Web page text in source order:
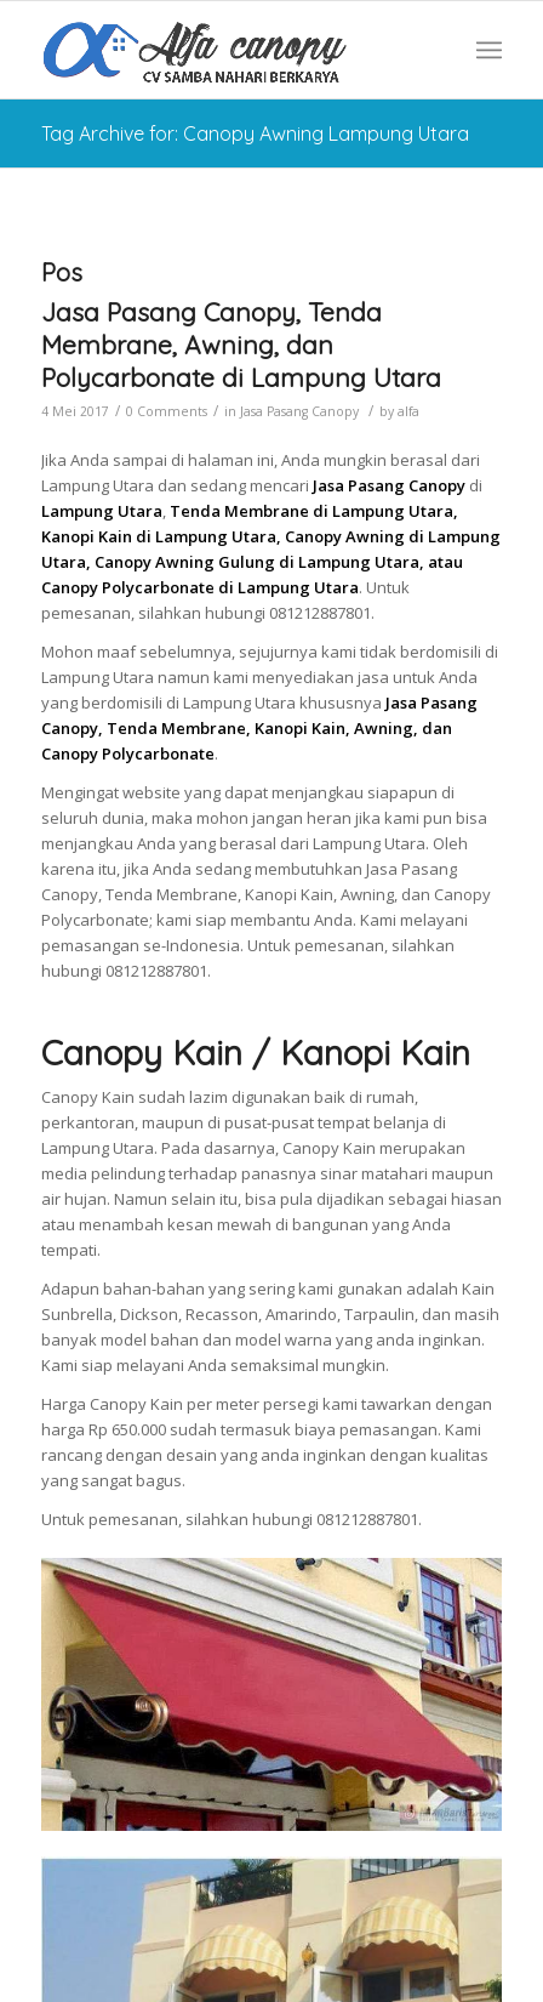
Tag Archive for: Canopy Awning Lampung Utara
Pos
Jasa Pasang Canopy, Tenda
Membrane, Awning, dan
Polycarbonate di Lampung Utara
4 Mei 2017 / 0 Comments / in Jasa Pasang Canopy / by alfa
Jika Anda sampai di halaman ini, Anda mungkin berasal dari
Lampung Utara dan sedang mencari Jasa Pasang Canopy di
Lampung Utara, Tenda Membrane di Lampung Utara,
Kanopi Kain di Lampung Utara, Canopy Awning di Lampung
Utara, Canopy Awning Gulung di Lampung Utara, atau
Canopy Polycarbonate di Lampung Utara. Untuk
pemesanan, silahkan hubungi 081212887801.
Mohon maaf sebelumnya, sejujurnya kami tidak berdomisili di
Lampung Utara namun kami menyediakan jasa untuk Anda
yang berdomisili di Lampung Utara khususnya Jasa Pasang
Canopy, Tenda Membrane, Kanopi Kain, Awning, dan
Canopy Polycarbonate.
Mengingat website yang dapat menjangkau siapapun di
seluruh dunia, maka mohon jangan heran jika kami pun bisa
menjangkau Anda yang berasal dari Lampung Utara. Oleh
karena itu, jika Anda sedang membutuhkan Jasa Pasang
Canopy, Tenda Membrane, Kanopi Kain, Awning, dan Canopy
Polycarbonate; kami siap membantu Anda. Kami melayani
pemasangan se-Indonesia. Untuk pemesanan, silahkan
hubungi 081212887801.
Canopy Kain / Kanopi Kain
Canopy Kain sudah lazim digunakan baik di rumah,
perkantoran, maupun di pusat-pusat tempat belanja di
Lampung Utara. Pada dasarnya, Canopy Kain merupakan
media pelindung terhadap panasnya sinar matahari maupun
air hujan. Namun selain itu, bisa pula dijadikan sebagai hiasan
atau menambah kesan mewah di bangunan yang Anda
tempati.
Adapun bahan-bahan yang sering kami gunakan adalah Kain
Sunbrella, Dickson, Recasson, Amarindo, Tarpaulin, dan masih
banyak model bahan dan model warna yang anda inginkan.
Kami siap melayani Anda semaksimal mungkin.
Harga Canopy Kain per meter persegi kami tawarkan dengan
harga Rp 650.000 sudah termasuk biaya pemasangan. Kami
rancang dengan desain yang anda inginkan dengan kualitas
yang sangat bagus.
Untuk pemesanan, silahkan hubungi 081212887801.